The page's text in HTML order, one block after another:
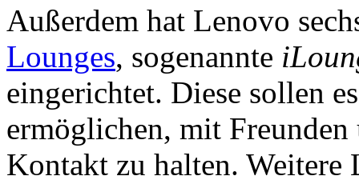
Außerdem hat Lenovo
Lounges, sogenannte
eingerichtet. Diese sollen
ermöglichen, mit
Kontakt zu halten.